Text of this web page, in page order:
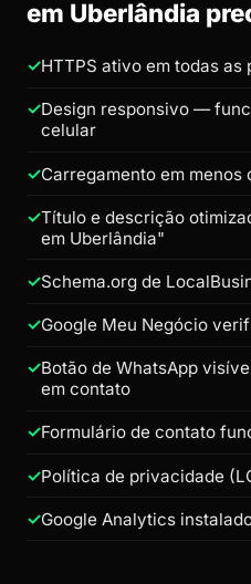
em Uberlândia
HTTPS ativo em todas as
Design responsivo —
celular
Carregamento em menos
Título e descrição
em Uberlândia"
Schema.org de
Google Meu Negócio
Botão de WhatsApp
em contato
Formulário de contato
Política de privacidade
Google Analytics